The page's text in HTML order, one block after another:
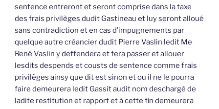
sentence entreront et seront comprise dans la taxe
des frais privilèges dudit Gastineau et luy seront alloué
sans contradiction et en cas d’impugnements par
quelque autre créancier dudit Pierre Vaslin ledit Me
René Vaslin y deffendera et fera passer et allouer
lesdits despends et cousts de sentence comme frais
privilèges ainsy que dit est sinon et ou il ne le pourra
faire demeurera ledit Gassit audit nom deschargé de
ladite restitution et rapport et à cette fin demeurera